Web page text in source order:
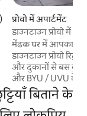
से 4.95, 130 समीक्षाएँ
प्रोवो में अपार्टमेंट
डाउनटाउन प्रोवो में
मेंढक घर में आपका
डाउनटाउन प्रोवो
और दुकानों से बस कुछ
और BYU / UVU के
लिए एकदम सही जगह
सोने की दो खुली
जिसमें एक क्वीन बेड
बिताने के